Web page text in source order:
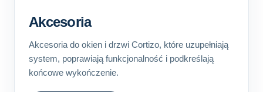
Akcesoria
Akcesoria do okien i drzwi Cortizo, które uzupełniają
system, poprawiają funkcjonalność i podkreślają
końcowe wykończenie.